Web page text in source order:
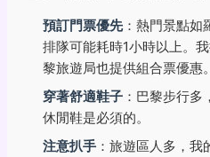
預訂門票優先：熱門景點如
排隊可能耗時1小時以上。
黎旅遊局也提供組合票優惠。
穿著舒適鞋子 ：巴黎步行多
休閒鞋是必須的。
注意扒手 ：旅遊區人多，